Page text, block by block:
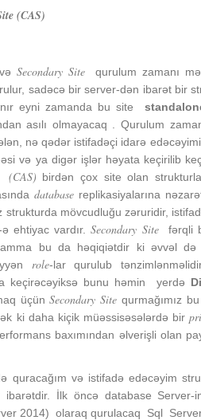
(CAS)
və Secondary Sitequrulum zamanı
sadəcə bir server-dən ibarət bir
eyni zamanda bu site
asılı olmayacaq . Qurulum
nə qədər istifadəçi idarə
və ya digər işlər həyata keçirilib
(CAS) birdən çox site olan
database replikasiyalarına
strukturda mövcudluğu zəruridir,
ə ehtiyac vardır.Secondary Sitefərqli
amma bu da həqiqiətdir ki əvvəl
role-lar qurulub
keçirəcəyiksə bunu həmin yerdə
üçünSecondary Site qurmağımız
ki daha kiçik müəssisəsələrdə bir
baxımından əlverişli olan
quracağım və istifadə edəcəyim
İlk öncə database Server-
2014) olaraq qurulacaq Sql